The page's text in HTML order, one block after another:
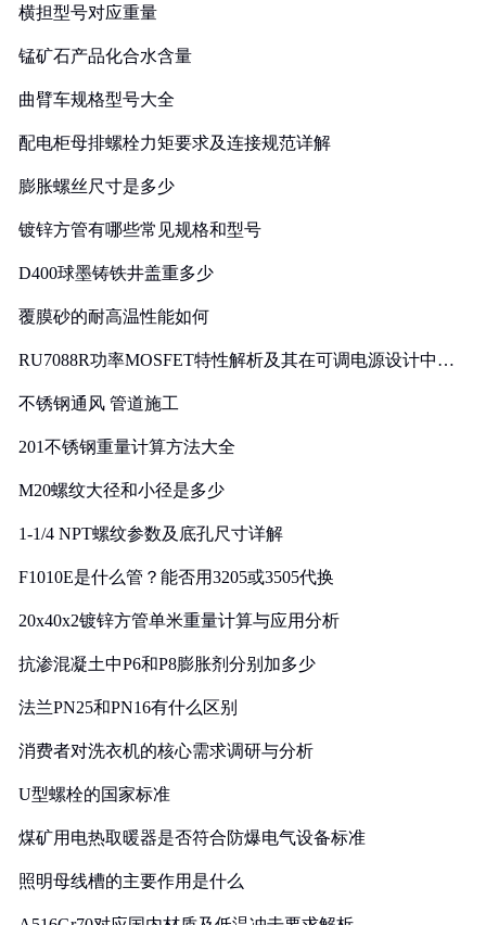
横担型号对应重量
锰矿石产品化合水含量
曲臂车规格型号大全
配电柜母排螺栓力矩要求及连接规范详解
膨胀螺丝尺寸是多少
镀锌方管有哪些常见规格和型号
D400球墨铸铁井盖重多少
覆膜砂的耐高温性能如何
RU7088R功率MOSFET特性解析及其在可调电源设计中的
不锈钢通风 管道施工
201不锈钢重量计算方法大全
M20螺纹大径和小径是多少
1-1/4 NPT螺纹参数及底孔尺寸详解
F1010E是什么管？能否用3205或3505代换
20x40x2镀锌方管单米重量计算与应用分析
抗渗混凝土中P6和P8膨胀剂分别加多少
法兰PN25和PN16有什么区别
消费者对洗衣机的核心需求调研与分析
U型螺栓的国家标准
煤矿用电热取暖器是否符合防爆电气设备标准
照明母线槽的主要作用是什么